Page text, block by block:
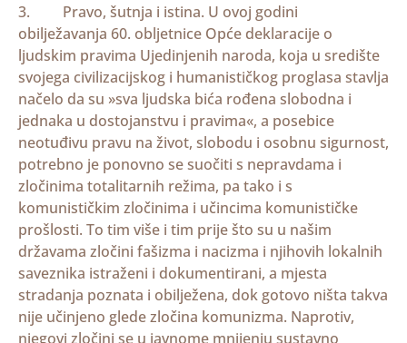
3. Pravo, šutnja i istina. U ovoj godini
obilježavanja 60. obljetnice Opće deklaracije o
ljudskim pravima Ujedinjenih naroda, koja u središte
svojega civilizacijskog i humanističkog proglasa stavlja
načelo da su »sva ljudska bića rođena slobodna i
jednaka u dostojanstvu i pravima«, a posebice
neotuđivu pravu na život, slobodu i osobnu sigurnost,
potrebno je ponovno se suočiti s nepravdama i
zločinima totalitarnih režima, pa tako i s
komunističkim zločinima i učincima komunističke
prošlosti. To tim više i tim prije što su u našim
državama zločini fašizma i nacizma i njihovih lokalnih
saveznika istraženi i dokumentirani, a mjesta
stradanja poznata i obilježena, dok gotovo ništa takva
nije učinjeno glede zločina komunizma. Naprotiv,
njegovi zločini se u javnome mnijenju sustavno